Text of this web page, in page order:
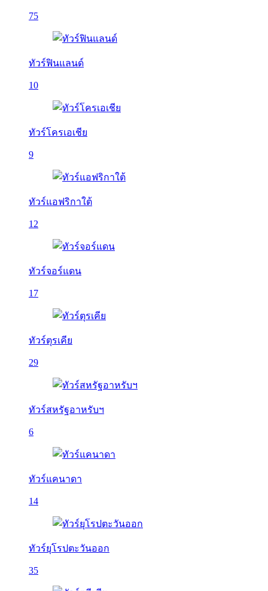
75
ทัวร์ฟินแลนด์
10
ทัวร์โครเอเชีย
9
ทัวร์แอฟริกาใต้
12
ทัวร์จอร์แดน
17
ทัวร์ตุรเคีย
29
ทัวร์สหรัฐอาหรับฯ
6
ทัวร์แคนาดา
14
ทัวร์ยุโรปตะวันออก
35